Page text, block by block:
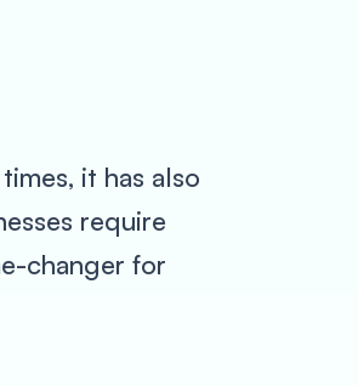
it has also
require
changer for